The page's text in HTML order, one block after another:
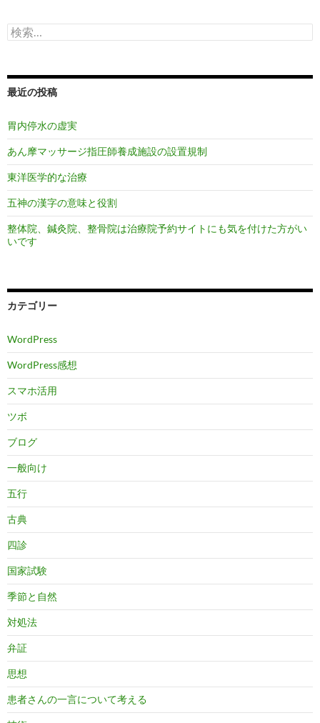
ョ
検
索:
最近の投稿
胃内停水の虚実
あん摩マッサージ指圧師養成施設の設置規制
東洋医学的な治療
五神の漢字の意味と役割
整体院、鍼灸院、整骨院は治療院予約サイトにも気を付けた方がい
いです
カテゴリー
WordPress
WordPress感想
スマホ活用
ツボ
ブログ
一般向け
五行
古典
四診
国家試験
季節と自然
対処法
弁証
思想
患者さんの一言について考える